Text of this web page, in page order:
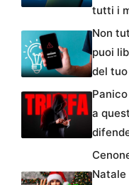
tutti i
Non
puoi
del
a